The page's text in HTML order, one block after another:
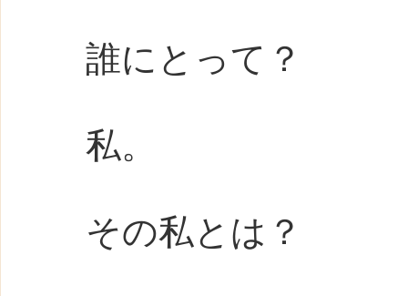
誰にとって？
私。
その私とは？